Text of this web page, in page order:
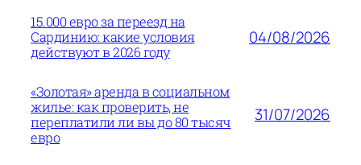
15.000 евро за переезд на
Сардинию: какие условия
действуют в 2026 году
04/08/2026
«Золотая» аренда в социальном
жилье: как проверить, не
переплатили ли вы до 80 тысяч
евро
31/07/2026